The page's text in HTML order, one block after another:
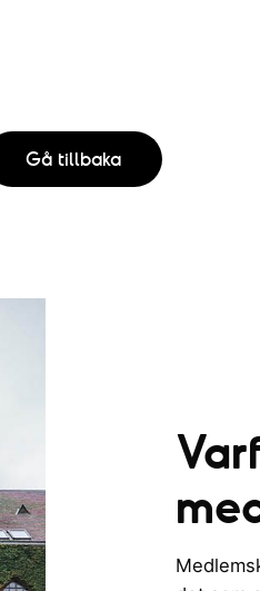
Gå tillbaka